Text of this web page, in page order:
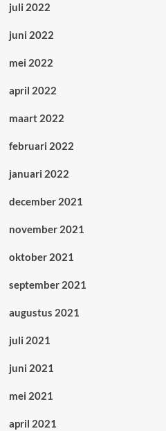
juli 2022
juni 2022
mei 2022
april 2022
maart 2022
februari 2022
januari 2022
december 2021
november 2021
oktober 2021
september 2021
augustus 2021
juli 2021
juni 2021
mei 2021
april 2021